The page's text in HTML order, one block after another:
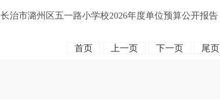
长治市潞州区五一路小学校2026年度单位预算公开报告
首页 上一页 下一页 尾页